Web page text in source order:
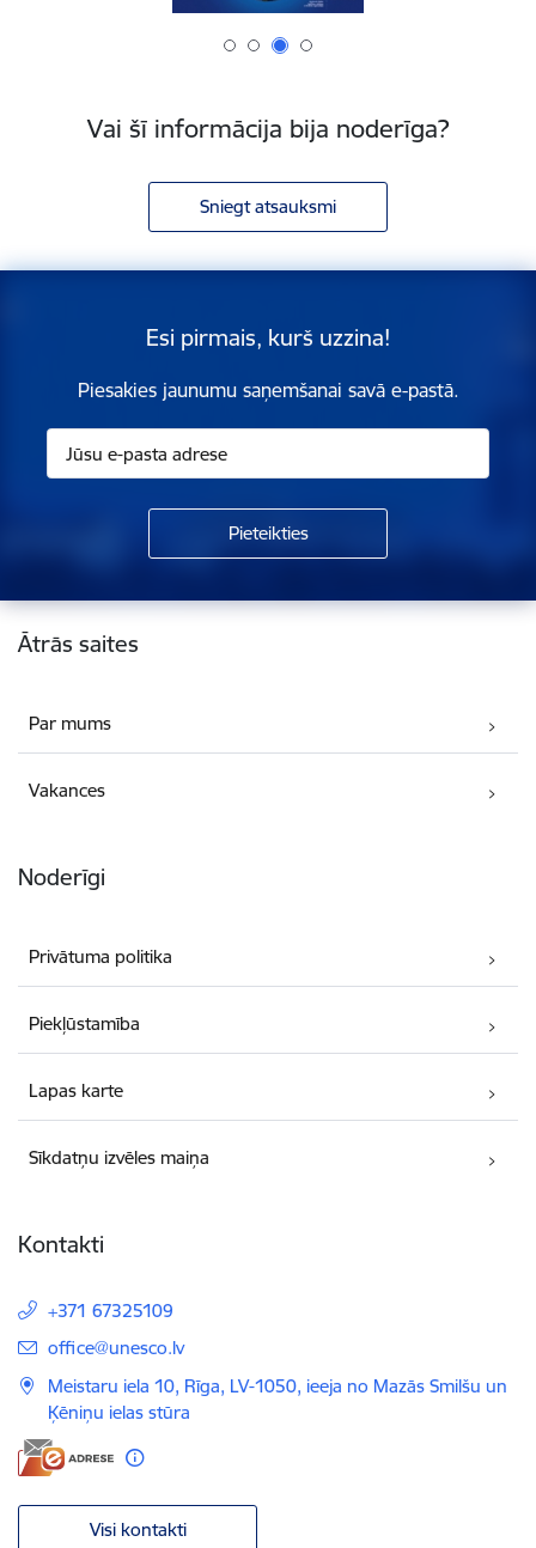
Vai šī informācija bija noderīga?
Sniegt atsauksmi
Esi pirmais, kurš uzzina!
Piesakies jaunumu saņemšanai savā e-pastā.
Kājene
Ātrās saites
Par mums
Vakances
Noderīgi
Privātuma politika
Piekļūstamība
Lapas karte
Sīkdatņu izvēles maiņa
Kontakti
+371 67325109
E-pasts:
office@unesco.lv
Meistaru iela 10, Rīga, LV-1050, ieeja no Mazās Smilšu un
Ķēniņu ielas stūra
Visi kontakti